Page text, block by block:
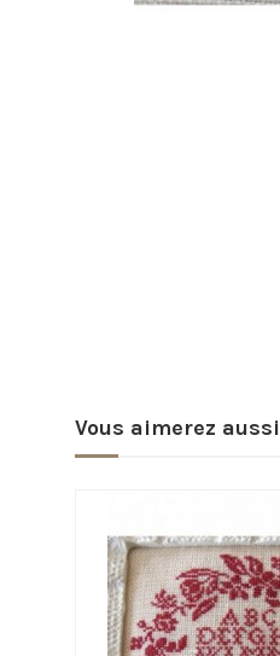
Vous aimerez aussi